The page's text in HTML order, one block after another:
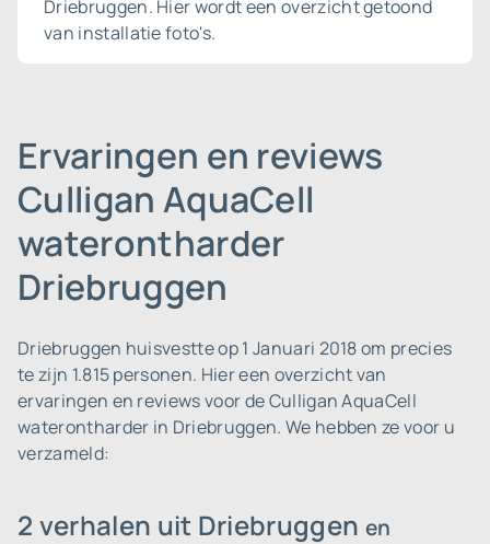
Driebruggen. Hier wordt een overzicht getoond
van installatie foto's.
Ervaringen en reviews
Culligan AquaCell
waterontharder
Driebruggen
Driebruggen huisvestte op 1 Januari 2018 om precies
te zijn 1.815 personen. Hier een overzicht van
ervaringen en reviews voor de Culligan AquaCell
waterontharder in Driebruggen. We hebben ze voor u
verzameld:
2 verhalen uit Driebruggen en